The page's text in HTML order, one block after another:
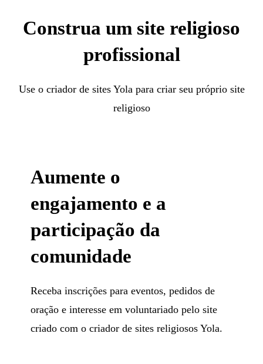
Construa um site religioso
profissional
Use o criador de sites Yola para criar seu próprio site
religioso
Aumente o
engajamento e a
participação da
comunidade
Receba inscrições para eventos, pedidos de
oração e interesse em voluntariado pelo site
criado com o criador de sites religiosos Yola.